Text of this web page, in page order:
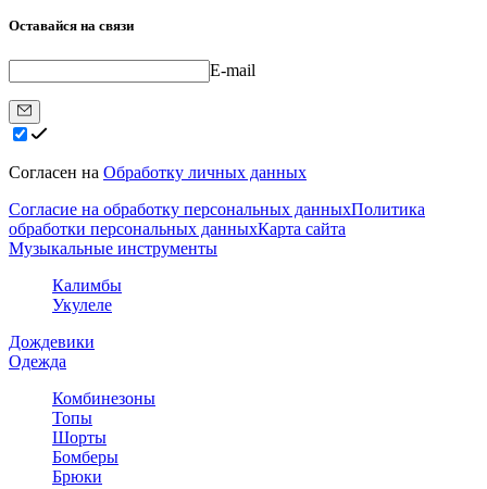
Оставайся на связи
E-mail
Согласен на Обработку личных данных
Согласие на обработку персональных данныхПолитика
обработки персональных данныхКарта сайта
Музыкальные инструменты
Калимбы
Укулеле
Дождевики
Одежда
Комбинезоны
Топы
Шорты
Бомберы
Брюки